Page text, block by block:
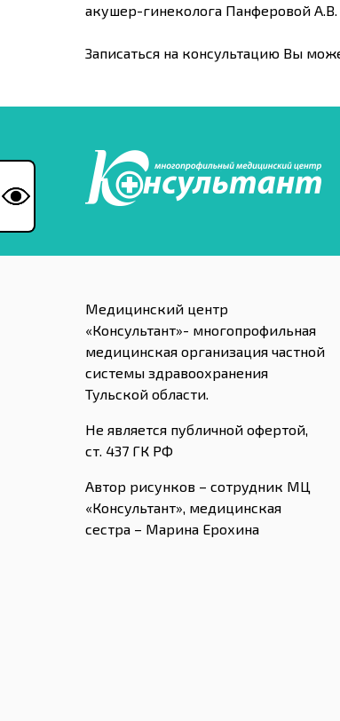
акушер-гинеколога Панферовой А.В.
Записаться на консультацию Вы
Медицинский центр
«Консультант»- многопрофильная
медицинская организация частной
системы здравоохранения
Тульской области.
Не является публичной офертой,
ст. 437 ГК РФ
Автор рисунков – сотрудник МЦ
«Консультант», медицинская
сестра – Марина Ерохина